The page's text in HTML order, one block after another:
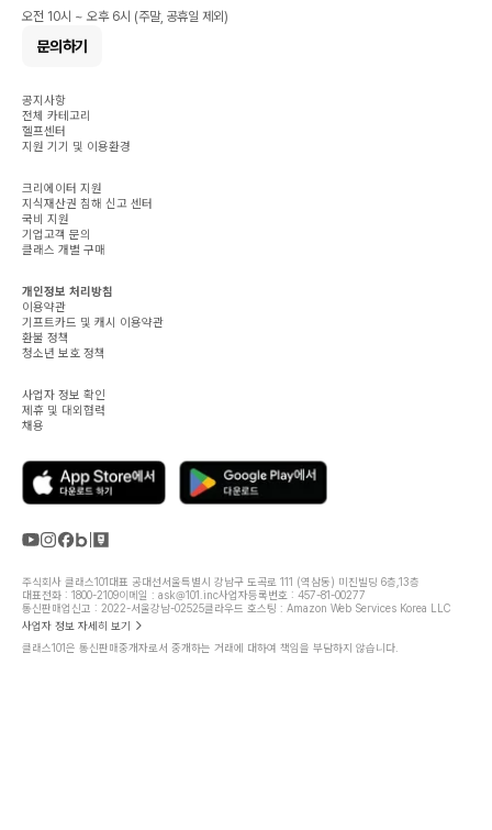
오전 10시 ~ 오후 6시 (주말, 공휴일 제외)
문의하기
공지사항
전체 카테고리
헬프센터
지원 기기 및 이용환경
크리에이터 지원
지식재산권 침해 신고 센터
국비 지원
기업고객 문의
클래스 개별 구매
개인정보 처리방침
이용약관
기프트카드 및 캐시 이용약관
환불 정책
청소년 보호 정책
사업자 정보 확인
제휴 및 대외협력
채용
주식회사 클래스101 대표 공대선서울특별시 강남구 도곡로 111 (역삼동) 미진빌딩 6층,13층
대표전화 : 1800-2109이메일 : ask@101.inc사업자등록번호 : 457-81-00277
통신판매업신고 : 2022-서울강남-02525클라우드 호스팅 : Amazon Web Services Korea LLC
사업자 정보 자세히 보기
클래스101은 통신판매중개자로서 중개하는 거래에 대하여 책임을 부담하지 않습니다.